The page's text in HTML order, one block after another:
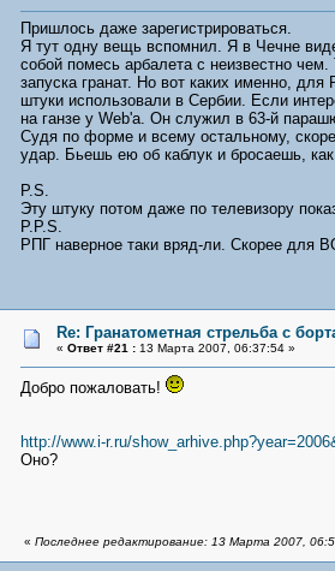
Пришлось даже зарегистрироваться.
Я тут одну вещь вспомнил. Я в Чечне
собой помесь арбалета с неизвестно
запуска гранат. Но вот каких именно,
штуки использовали в Сербии. Если
на ганзе у Web'a. Он служил в 63-й
Судя по форме и всему остальному,
удар. Бьешь ею об каблук и бросаешь,
P.S.
Эту штуку потом даже по телевизору
P.P.S.
РПГ наверное таки вряд-ли. Скорее для
Re: Гранатометная стрельба с
« Ответ #21 :13 Марта 2007, 06:37:54 »
Добро пожаловать!
http://www.i-r.ru/
Оно?
« Последнее редактирование: 13 Марта 2007,